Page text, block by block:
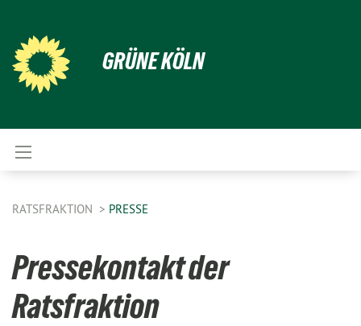
GRÜNE KÖLN
RATSFRAKTION PRESSE
Pressekontakt der
Ratsfraktion